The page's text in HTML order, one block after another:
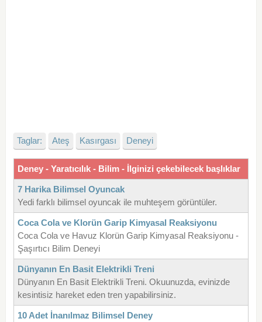
Taglar: Ateş Kasırgası Deneyi
Deney - Yaratıcılık - Bilim - İlginizi çekebilecek başlıklar
7 Harika Bilimsel Oyuncak
Yedi farklı bilimsel oyuncak ile muhteşem görüntüler.
Coca Cola ve Klorün Garip Kimyasal Reaksiyonu
Coca Cola ve Havuz Klorün Garip Kimyasal Reaksiyonu -
Şaşırtıcı Bilim Deneyi
Dünyanın En Basit Elektrikli Treni
Dünyanın En Basit Elektrikli Treni. Okuunuzda, evinizde
kesintisiz hareket eden tren yapabilirsiniz.
10 Adet İnanılmaz Bilimsel Deney